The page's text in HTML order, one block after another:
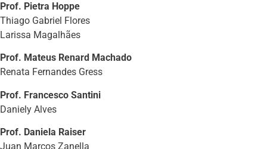
Prof. Pietra Hoppe
Thiago Gabriel Flores
Larissa Magalhães
Prof. Mateus Renard Machado
Renata Fernandes Gress
Prof. Francesco Santini
Daniely Alves
Prof. Daniela Raiser
Juan Marcos Zanella